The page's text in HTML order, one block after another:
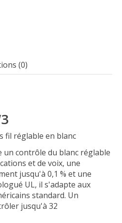
(0)
fil réglable en blanc
un contrôle du blanc réglable
et de voix, une
jusqu'à 0,1 % et une
UL, il s'adapte aux
standard. Un
jusqu'à 32